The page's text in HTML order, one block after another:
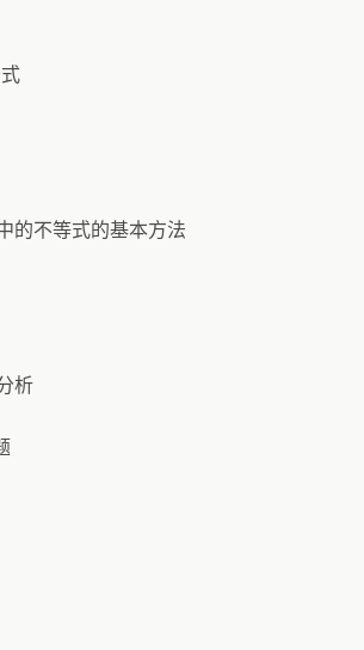
的不等式的基本方法
析